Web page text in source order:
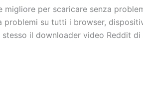
per scaricare senza
su tutti i browser,
il downloader video Reddit